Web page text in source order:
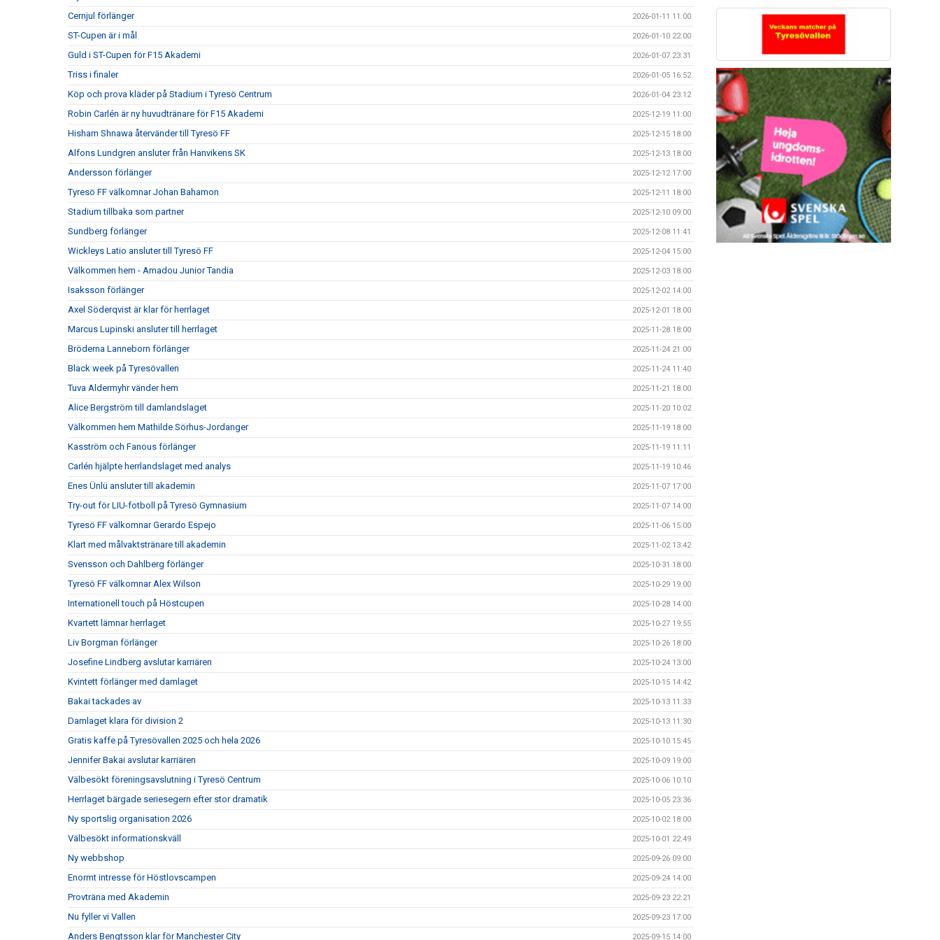
Cernjul förlänger 2026-01-11 11:00
ST-Cupen är i mål 2026-01-10 22:00
Guld i ST-Cupen för F15 Akademi 2026-01-07 23:31
Triss i finaler 2026-01-05 16:52
Köp och prova kläder på Stadium i Tyresö Centrum 2026-01-04 23:12
Robin Carlén är ny huvudtränare för F15 Akademi 2025-12-19 11:00
Hisham Shnawa återvänder till Tyresö FF 2025-12-15 18:00
Alfons Lundgren ansluter från Hanvikens SK 2025-12-13 18:00
Andersson förlänger 2025-12-12 17:00
Tyresö FF välkomnar Johan Bahamon 2025-12-11 18:00
Stadium tillbaka som partner 2025-12-10 09:00
Sundberg förlänger 2025-12-08 11:41
Wickleys Latio ansluter till Tyresö FF 2025-12-04 15:00
Välkommen hem - Amadou Junior Tandia 2025-12-03 18:00
Isaksson förlänger 2025-12-02 14:00
Axel Söderqvist är klar för herrlaget 2025-12-01 18:00
Marcus Lupinski ansluter till herrlaget 2025-11-28 18:00
Bröderna Lanneborn förlänger 2025-11-24 21:00
Black week på Tyresövallen 2025-11-24 11:40
Tuva Aldermyhr vänder hem 2025-11-21 18:00
Alice Bergström till damlandslaget 2025-11-20 10:02
Välkommen hem Mathilde Sörhus-Jordanger 2025-11-19 18:00
Kasström och Fanous förlänger 2025-11-19 11:11
Carlén hjälpte herrlandslaget med analys 2025-11-19 10:46
Enes Ünlü ansluter till akademin 2025-11-07 17:00
Try-out för LIU-fotboll på Tyresö Gymnasium 2025-11-07 14:00
Tyresö FF välkomnar Gerardo Espejo 2025-11-06 15:00
Klart med målvaktstränare till akademin 2025-11-02 13:42
Svensson och Dahlberg förlänger 2025-10-31 18:00
Tyresö FF välkomnar Alex Wilson 2025-10-29 19:00
Internationell touch på Höstcupen 2025-10-28 14:00
Kvartett lämnar herrlaget 2025-10-27 19:55
Liv Borgman förlänger 2025-10-26 18:00
Josefine Lindberg avslutar karriären 2025-10-24 13:00
Kvintett förlänger med damlaget 2025-10-15 14:42
Bakai tackades av 2025-10-13 11:33
Damlaget klara för division 2 2025-10-13 11:30
Gratis kaffe på Tyresövallen 2025 och hela 2026 2025-10-10 15:45
Jennifer Bakai avslutar karriären 2025-10-09 19:00
Välbesökt föreningsavslutning i Tyresö Centrum 2025-10-06 10:10
Herrlaget bärgade seriesegern efter stor dramatik 2025-10-05 23:36
Ny sportslig organisation 2026 2025-10-02 18:00
Välbesökt informationskväll 2025-10-01 22:49
Ny webbshop 2025-09-26 09:00
Enormt intresse för Höstlovscampen 2025-09-24 14:00
Provträna med Akademin 2025-09-23 22:21
Nu fyller vi Vallen 2025-09-23 17:00
Anders Bengtsson klar för Manchester City 2025-09-15 14:00